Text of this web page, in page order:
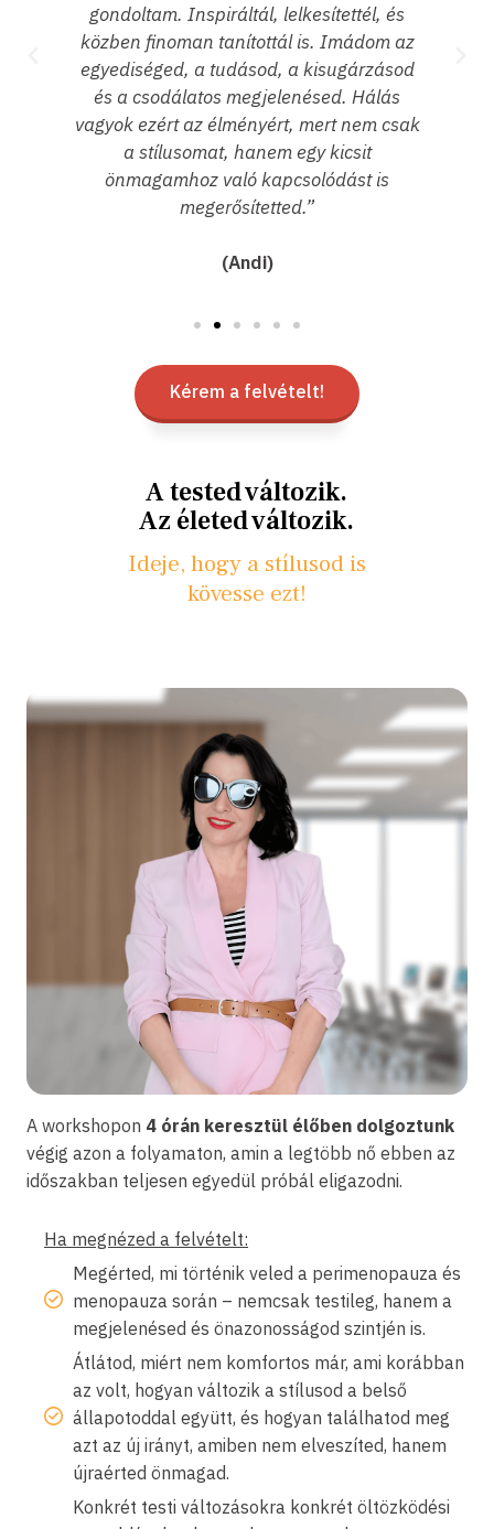
Kérem a felvételt!
A tested változik.
Az életed változik.
Ideje, hogy a stílusod is
kövesse ezt!
A workshopon 4 órán keresztül élőben dolgoztunk
végig azon a folyamaton, amin a legtöbb nő ebben az
időszakban teljesen egyedül próbál eligazodni.
Ha megnézed a felvételt:
Megérted, mi történik veled a perimenopauza és
menopauza során – nemcsak testileg, hanem a
megjelenésed és önazonosságod szintjén is.
Átlátod, miért nem komfortos már, ami korábban
az volt, hogyan változik a stílusod a belső
állapotoddal együtt, és hogyan találhatod meg
azt az új irányt, amiben nem elveszíted, hanem
újraérted önmagad.
Konkrét testi változásokra konkrét öltözködési